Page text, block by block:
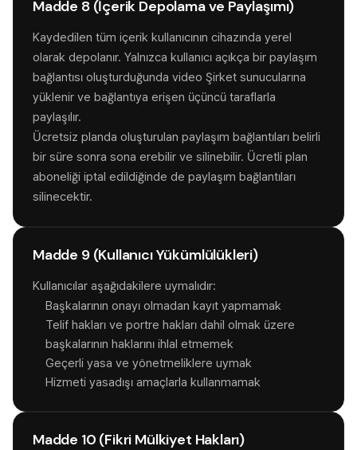
Madde 8 (İçerik Depolama ve Paylaşımı)
Kaydedilen tüm içerik kullanıcının cihazında yerel
olarak depolanır. Yalnızca kullanıcı açıkça bir paylaşım
bağlantısı oluşturduğunda video Şirket sunucularına
yüklenir ve bağlantıya erişen üçüncü taraflarla
paylaşılır.
Ücretsiz planda oluşturulan paylaşım bağlantıları belirli
bir süre sonra sona erebilir ve silinebilir. Ücretli plan
aboneliği iptal edildiğinde de paylaşım bağlantıları
silinecektir.
Madde 9 (Kullanıcı Yükümlülükleri)
Kullanıcılar aşağıdakilere uymalıdır:
Başkalarının onayı olmadan kayıt yapmamak
Telif hakları ve portre hakları dahil olmak üzere
başkalarının haklarını ihlal etmemek
Geçerli yasa ve yönetmeliklere uymak
Hizmeti yasadışı amaçlarla kullanmamak
Madde 10 (Fikri Mülkiyet Hakları)